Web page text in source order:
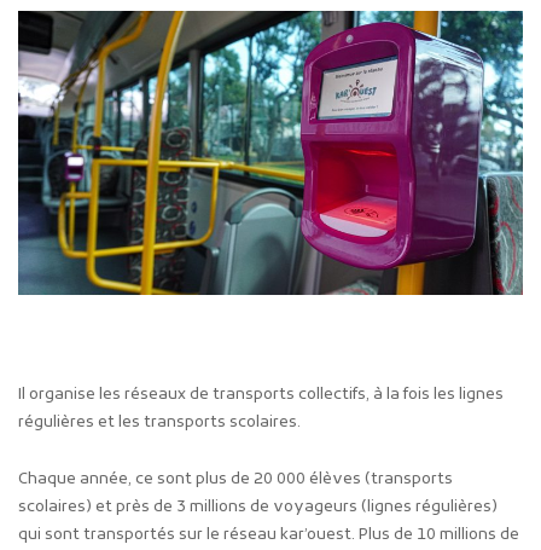
Il organise les réseaux de transports collectifs, à la fois les lignes
régulières et les transports scolaires.
Chaque année, ce sont plus de 20 000 élèves (transports
scolaires) et près de 3 millions de voyageurs (lignes régulières)
qui sont transportés sur le réseau kar’ouest. Plus de 10 millions de